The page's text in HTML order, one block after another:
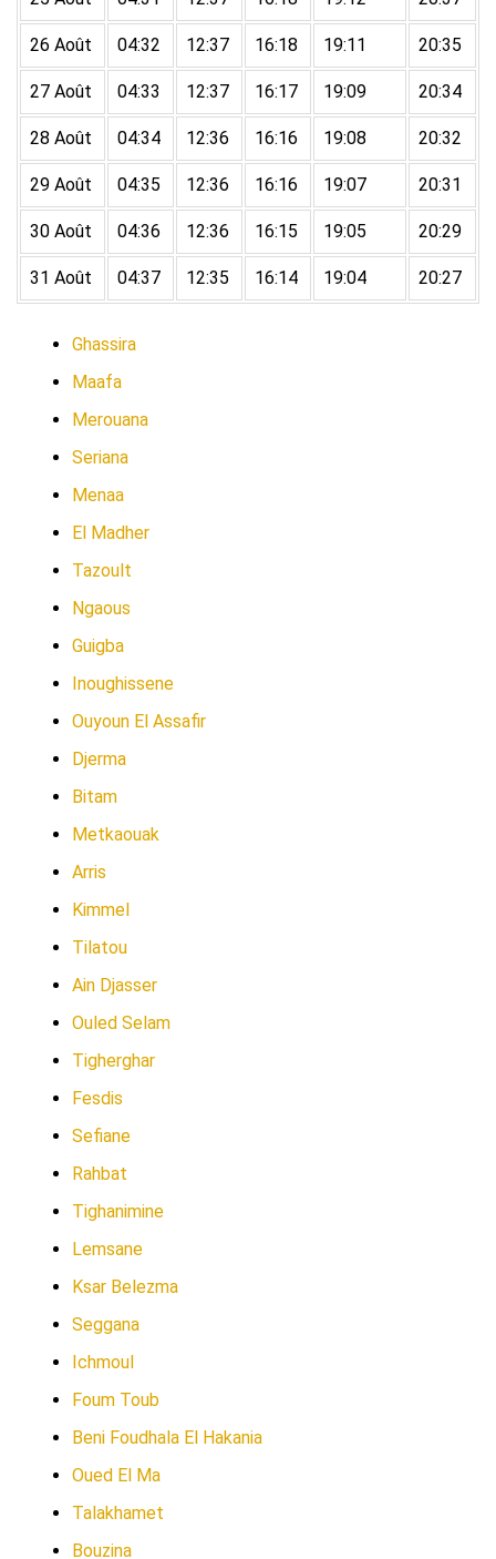
26 Août 04:32 12:37 16:18 19:11 20:35
27 Août 04:33 12:37 16:17 19:09 20:34
28 Août 04:34 12:36 16:16 19:08 20:32
29 Août 04:35 12:36 16:16 19:07 20:31
30 Août 04:36 12:36 16:15 19:05 20:29
31 Août 04:37 12:35 16:14 19:04 20:27
Ghassira
Maafa
Merouana
Seriana
Menaa
El Madher
Tazoult
Ngaous
Guigba
Inoughissene
Ouyoun El Assafir
Djerma
Bitam
Metkaouak
Arris
Kimmel
Tilatou
Ain Djasser
Ouled Selam
Tigherghar
Fesdis
Sefiane
Rahbat
Tighanimine
Lemsane
Ksar Belezma
Seggana
Ichmoul
Foum Toub
Beni Foudhala El Hakania
Oued El Ma
Talakhamet
Bouzina